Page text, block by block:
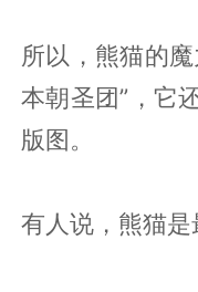
所以，熊猫的
本朝圣团”，它
版图。
有人说，熊猫是